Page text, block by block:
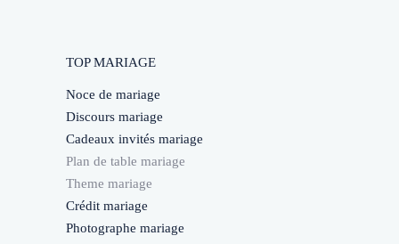
TOP MARIAGE
Noce de mariage
Discours mariage
Cadeaux invités mariage
Plan de table mariage
Theme mariage
Crédit mariage
Photographe mariage